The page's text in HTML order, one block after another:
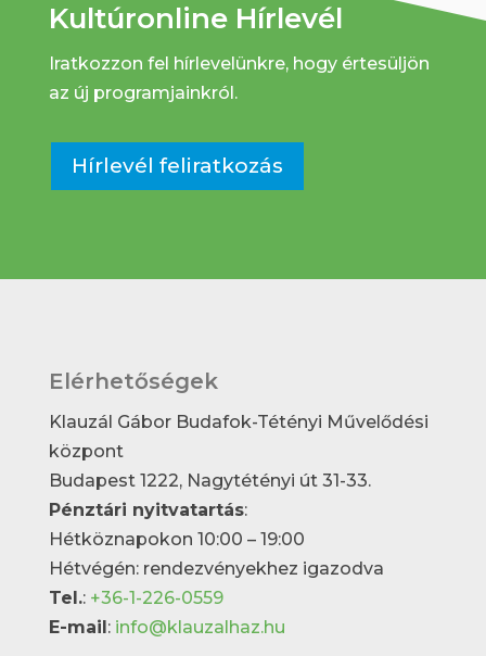
Kultúronline Hírlevél
Iratkozzon fel hírlevelünkre, hogy értesüljön
az új programjainkról.
Hírlevél feliratkozás
Elérhetőségek
Klauzál Gábor Budafok-Tétényi Művelődési
központ
Budapest 1222, Nagytétényi út 31-33.
Pénztári nyitvatartás:
Hétköznapokon 10:00 – 19:00
Hétvégén: rendezvényekhez igazodva
Tel.: +36-1-226-0559
E-mail: info@klauzalhaz.hu